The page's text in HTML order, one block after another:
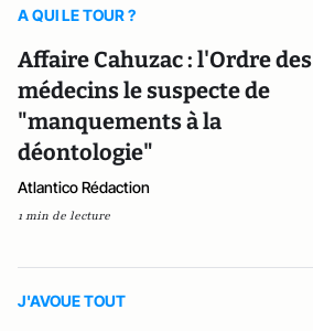
A QUI LE TOUR ?
Affaire Cahuzac : l'Ordre des
médecins le suspecte de
"manquements à la
déontologie"
Atlantico Rédaction
1 min de lecture
J'AVOUE TOUT